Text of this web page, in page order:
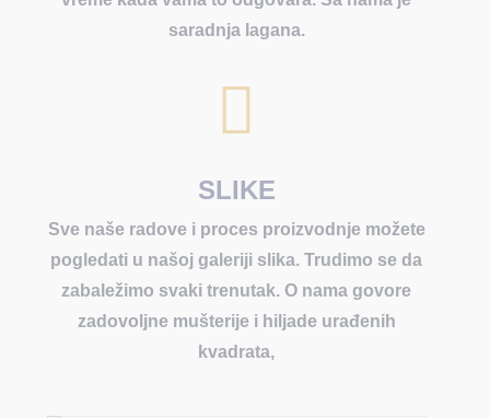
saradnja lagana.

SLIKE
Sve naše radove i proces proizvodnje možete
pogledati u našoj galeriji slika. Trudimo se da
zabaležimo svaki trenutak. O nama govore
zadovoljne mušterije i hiljade urađenih
kvadrata,